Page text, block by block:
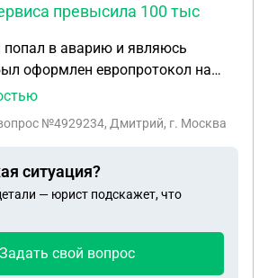
превысила 100 тыс
в аварию и являюсь
оформлен европротокол на
повреждений не заметил, но
превысила 100 тыс. Я
и хочу получить оставшуюся
с виновника. Какой порядок
№4929234, Дмитрий, г. Москва
ситуация?
— юрист подскажет, что
Задать свой вопрос